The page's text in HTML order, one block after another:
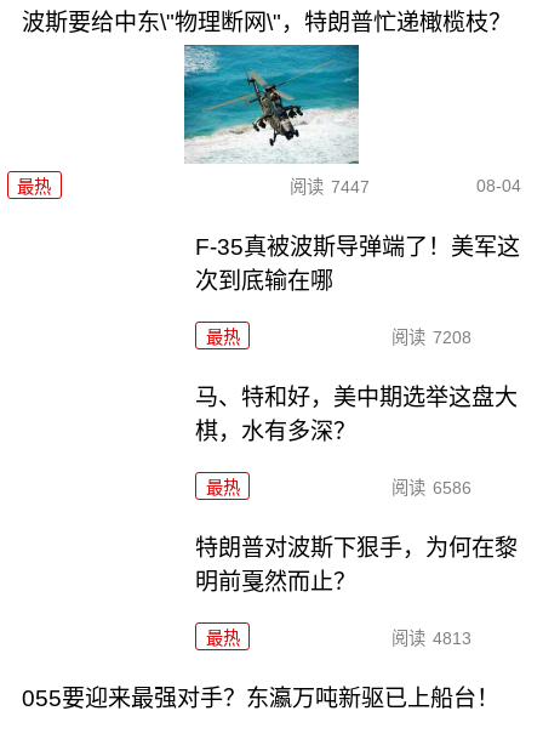
波斯要给中东\"物理断网\"，特朗普忙递橄榄枝？
最热 阅读 7447 08-04
F-35真被波斯导弹端了！美军这
次到底输在哪
最热 阅读 7208
马、特和好，美中期选举这盘大
棋，水有多深？
最热 阅读 6586
特朗普对波斯下狠手，为何在黎
明前戛然而止？
最热 阅读 4813
055要迎来最强对手？东瀛万吨新驱已上船台！